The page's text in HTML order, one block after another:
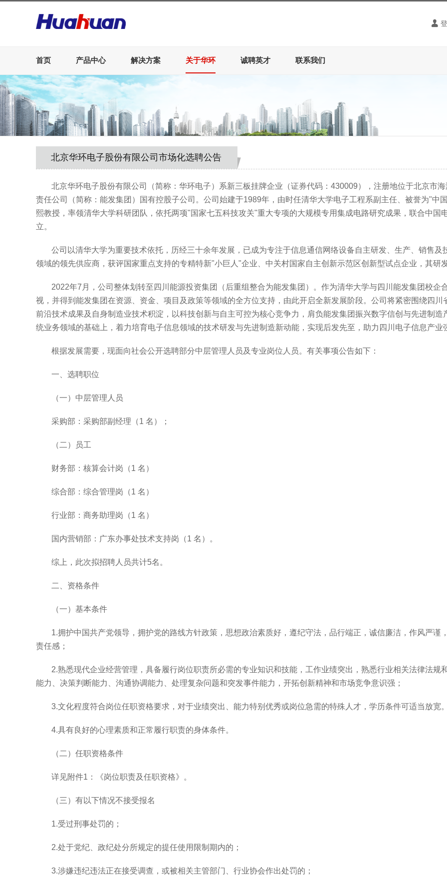
首页 产品中心 解决方案 关于华环 诚聘英才 联系我们
北京华环电子股份有限公司市场化选聘公告
北京华环电子股份有限公司（简称：华环电子）系新三板挂牌企业（证券代码： 430009），注册地位于北京市
责任公司（简称：能发集团）国有控股子公司。公司始建于1989年，由时任清华大学电子工程系副主任、被誉为"中
熙教授，率领清华大学科研团队，依托两项"国家七五科技攻关"重大专项的大规模专用集成电路研究成果，联合中国
立。
公司以清华大学为重要技术依托，历经三十余年发展，已成为专注于信息通信网络设备自主研发、生产、销售
领域的领先供应商，获评国家重点支持的专精特新"小巨人 "企业、中关村国家自主创新示范区创新型试点企业，其研
2022年7 月，公司整体划转至四川能源投资集团（后重组整合为能发集团）。作为清华大学与四川能发集团校
视，并得到能发集团在资源、资金、项目及政策等领域的全方位支持，由此开启全新发展阶段。公司将紧密围绕四川
前沿技术成果及自身制造业技术积淀，以科技创新与自主可控为核心竞争力，肩负能发集团振兴数字信创与先进制
统业务领域的基础上，着力培育电子信息领域的技术研发与先进制造新动能，实现后发先至，助力四川电子信息产业
根据发展需要，现面向社会公开选聘部分中层管理人员及专业岗位人员。有关事项公告如下：
一、选聘职位
（一）中层管理人员
采购部：采购部副经理（1 名）；
（二）员工
财务部：核算会计岗（1 名）
综合部：综合管理岗（1 名）
行业部：商务助理岗（1 名）
国内营销部：广东办事处技术支持岗（1 名）。
综上，此次拟招聘人员共计5名。
二、资格条件
（一）基本条件
1.拥护中国共产党领导，拥护党的路线方针政策，思想政治素质好，遵纪守法，品行端正，诚信廉洁，作风严谨
责任感；
2.熟悉现代企业经营管理，具备履行岗位职责所必需的专业知识和技能，工作业绩突出，熟悉行业相关法律法规
能力、决策判断能力、沟通协调能力、处理复杂问题和突发事件能力，开拓创新精神和市场竞争意识强；
3.文化程度符合岗位任职资格要求，对于业绩突出、能力特别优秀或岗位急需的特殊人才，学历条件可适当放宽
4.具有良好的心理素质和正常履行职责的身体条件。
（二）任职资格条件
详见附件1 ：《岗位职责及任职资格》。
（三）有以下情况不接受报名
1.受过刑事处罚的；
2.处于党纪、政纪处分所规定的提任使用限制期内的；
3.涉嫌违纪违法正在接受调查，或被相关主管部门、行业协会作出处罚的；